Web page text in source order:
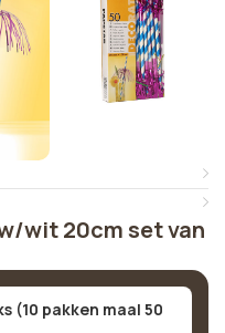
wit 20cm set van
(10 pakken maal 50